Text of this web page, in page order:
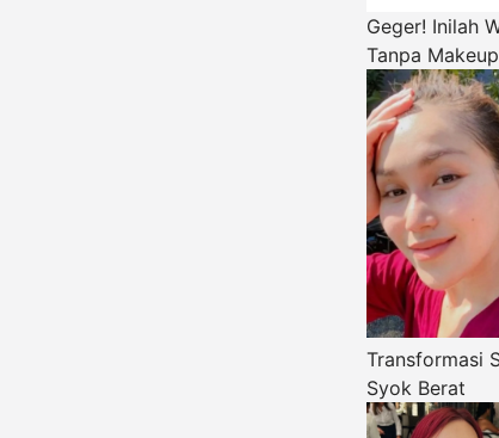
Geger! Inilah
Tanpa
Transformasi
Syok Berat